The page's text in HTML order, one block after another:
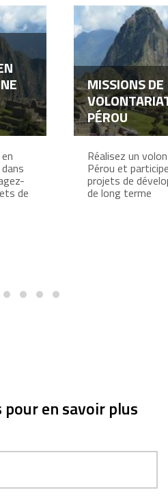
de
MISSIONS DE
PÉROU
Réalisez un
Pérou et
projets de
de long terme
en savoir plus